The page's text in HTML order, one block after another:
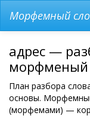
Морфемный
адрес —
морфменый
План разбора
основы.
(морфемами) —